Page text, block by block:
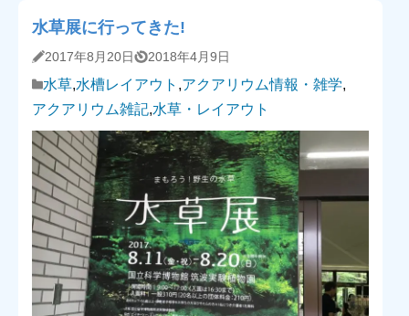
水草展に行ってきた!
2017年8月20日 2018年4月9日
水草,水槽レイアウト ,アクアリウム情報・雑学,
アクアリウム雑記,水草・レイアウト